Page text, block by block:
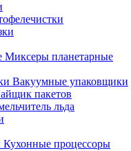
Миксеры планетарные
Вакуумные упаковщики
пакетов
льда
Кухонные процессоры